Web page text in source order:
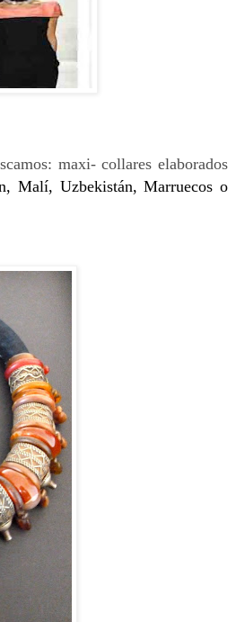
maxi- collares elaborados
Malí, Uzbekistán, Marruecos o